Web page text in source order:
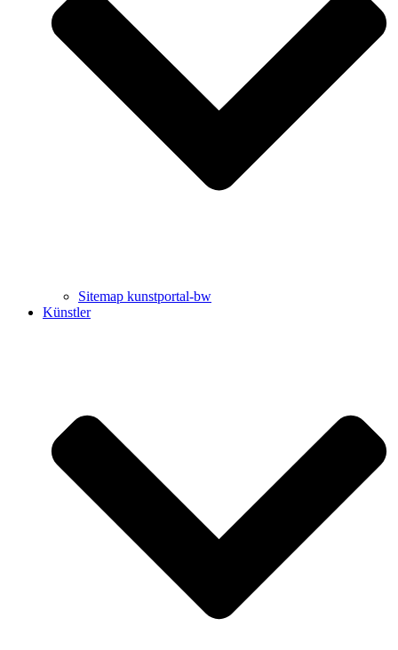
Uli Rothfuss
Harald Schwiers
Buchbesprechungen von Harald Schwiers
Haralds Streifzüge
Hörtipps von Harald Schwiers
Kunstausflüge mit Sigrid Balke
Marc Peschke – Out of The Länd
Buchtipps von Uli Rothfuss
Sitemap kunstportal-bw
Künstler